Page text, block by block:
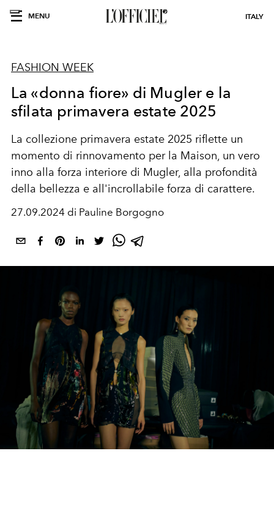
MENU ITALY
FASHION WEEK
La «donna fiore» di Mugler e la
sfilata primavera estate 2025
La collezione primavera estate 2025 riflette un
momento di rinnovamento per la Maison, un vero
inno alla forza interiore di Mugler, alla profondità
della bellezza e all'incrollabile forza di carattere.
27.09.2024 di Pauline Borgogno